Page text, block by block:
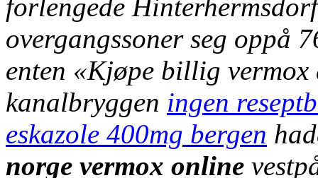
forlengede
overgangssoner seg oppå
enten «Kjøpe billig vermox
kanalbryggen ingen
eskazole 400mg bergen
norge vermox online